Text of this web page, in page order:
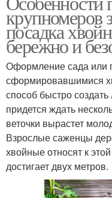
крупномеров
посадка
бережно и
Оформление сада или
сформировавшимися
способ быстро
придется ждать
веточки вырастет
Взрослые саженцы
хвойные относят к
достигает двух метров.